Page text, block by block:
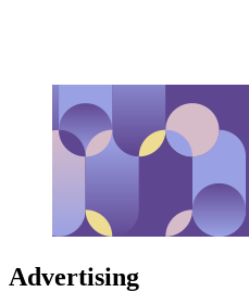
Advertising